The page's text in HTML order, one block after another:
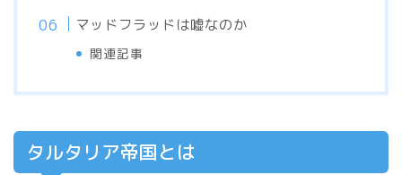
マッドフラッドは嘘なのか
関連記事
タルタリア帝国とは